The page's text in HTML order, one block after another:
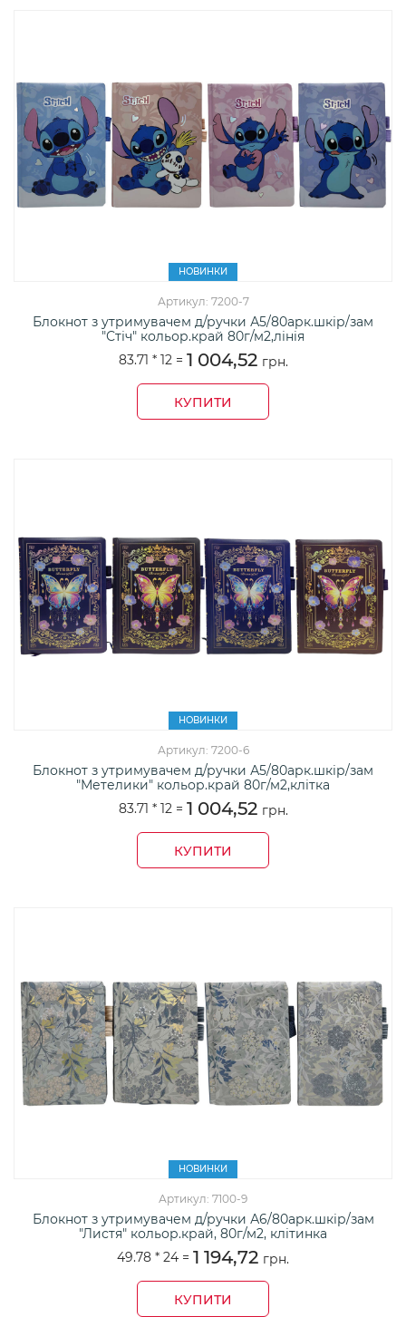
НОВИНКИ
Артикул: 7200-7
Блокнот з утримувачем д/ручки А5/80арк.шкір/зам
"Стіч" кольор.край 80г/м2,лінія
83.71 * 12= 1 004,52 грн.
КУПИТИ
НОВИНКИ
Артикул: 7200-6
Блокнот з утримувачем д/ручки А5/80арк.шкір/зам
"Метелики" кольор.край 80г/м2,клітка
83.71 * 12= 1 004,52 грн.
КУПИТИ
НОВИНКИ
Артикул: 7100-9
Блокнот з утримувачем д/ручки А6/80арк.шкір/зам
"Листя" кольор.край, 80г/м2, клітинка
49.78 * 24 = 1 194,72 грн.
КУПИТИ